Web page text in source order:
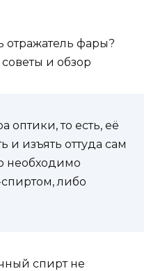
оптики, то есть, её
и изъять оттуда сам
необходимо
либо
спирт не